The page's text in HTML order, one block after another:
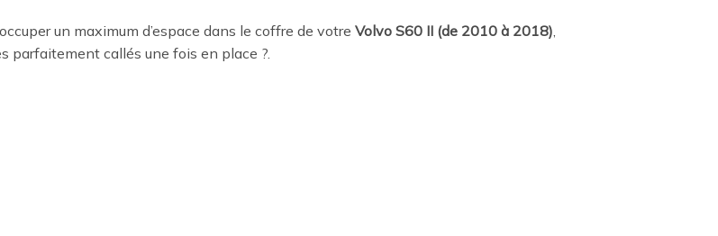
un maximum d’espace dans le coffre de votre Volvo S60 II (de 2010 à 2018),
parfaitement callés une fois en place ?.